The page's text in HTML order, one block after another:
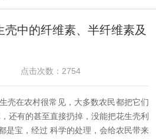
中的纤维素、半纤维素及
点击次数：2754
壳在农村很常见，大多数农民都把它们
还有的甚至直接扔掉，没能把花生壳利
是宝，经过 科学的处理，会给农民带来